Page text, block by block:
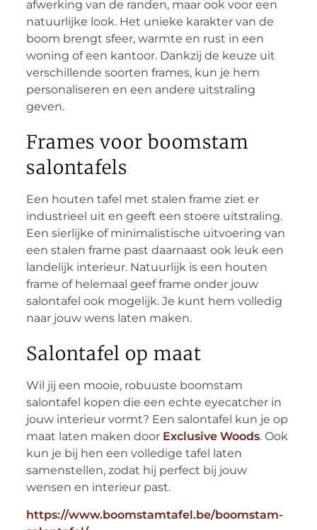
afwerking van de randen, maar ook voor een
natuurlijke look. Het unieke karakter van de
boom brengt sfeer, warmte en rust in een
woning of een kantoor. Dankzij de keuze uit
verschillende soorten frames, kun je hem
personaliseren en een andere uitstraling
geven.
Frames voor boomstam
salontafels
Een houten tafel met stalen frame ziet er
industrieel uit en geeft een stoere uitstraling.
Een sierlijke of minimalistische uitvoering van
een stalen frame past daarnaast ook leuk een
landelijk interieur. Natuurlijk is een houten
frame of helemaal geef frame onder jouw
salontafel ook mogelijk. Je kunt hem volledig
naar jouw wens laten maken.
Salontafel op maat
Wil jij een mooie, robuuste boomstam
salontafel kopen die een echte eyecatcher in
jouw interieur vormt? Een salontafel kun je op
maat laten maken door Exclusive Woods. Ook
kun je bij hen een volledige tafel laten
samenstellen, zodat hij perfect bij jouw
wensen en interieur past.
https://www.boomstamtafel.be/boomstam-